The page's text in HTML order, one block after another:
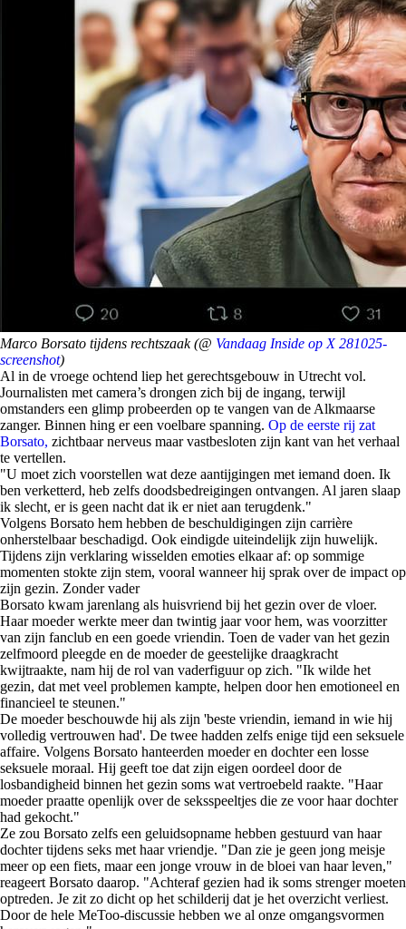
Marco Borsato tijdens rechtszaak (@ Vandaag Inside op X 281025-
screenshot)
Al in de vroege ochtend liep het gerechtsgebouw in Utrecht vol.
Journalisten met camera’s drongen zich bij de ingang, terwijl
omstanders een glimp probeerden op te vangen van de Alkmaarse
zanger. Binnen hing er een voelbare spanning. Op de eerste rij zat
Borsato, zichtbaar nerveus maar vastbesloten zijn kant van het verhaal
te vertellen.
"U moet zich voorstellen wat deze aantijgingen met iemand doen. Ik
ben verketterd, heb zelfs doodsbedreigingen ontvangen. Al jaren slaap
ik slecht, er is geen nacht dat ik er niet aan terugdenk."
Volgens Borsato hem hebben de beschuldigingen zijn carrière
onherstelbaar beschadigd. Ook eindigde uiteindelijk zijn huwelijk.
Tijdens zijn verklaring wisselden emoties elkaar af: op sommige
momenten stokte zijn stem, vooral wanneer hij sprak over de impact op
zijn gezin. Zonder vader
Borsato kwam jarenlang als huisvriend bij het gezin over de vloer.
Haar moeder werkte meer dan twintig jaar voor hem, was voorzitter
van zijn fanclub en een goede vriendin. Toen de vader van het gezin
zelfmoord pleegde en de moeder de geestelijke draagkracht
kwijtraakte, nam hij de rol van vaderfiguur op zich. "Ik wilde het
gezin, dat met veel problemen kampte, helpen door hen emotioneel en
financieel te steunen."
De moeder beschouwde hij als zijn 'beste vriendin, iemand in wie hij
volledig vertrouwen had'. De twee hadden zelfs enige tijd een seksuele
affaire. Volgens Borsato hanteerden moeder en dochter een losse
seksuele moraal. Hij geeft toe dat zijn eigen oordeel door de
losbandigheid binnen het gezin soms wat vertroebeld raakte. "Haar
moeder praatte openlijk over de seksspeeltjes die ze voor haar dochter
had gekocht."
Ze zou Borsato zelfs een geluidsopname hebben gestuurd van haar
dochter tijdens seks met haar vriendje. "Dan zie je geen jong meisje
meer op een fiets, maar een jonge vrouw in de bloei van haar leven,"
reageert Borsato daarop. "Achteraf gezien had ik soms strenger moeten
optreden. Je zit zo dicht op het schilderij dat je het overzicht verliest.
Door de hele MeToo-discussie hebben we al onze omgangsvormen